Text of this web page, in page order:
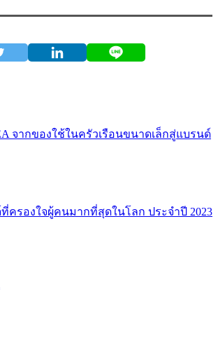
จากของใช้ในครัวเรือนขนาดเล็กสู่แบรนด์
ครองใจผู้คนมากที่สุดในโลก ประจำปี 2023